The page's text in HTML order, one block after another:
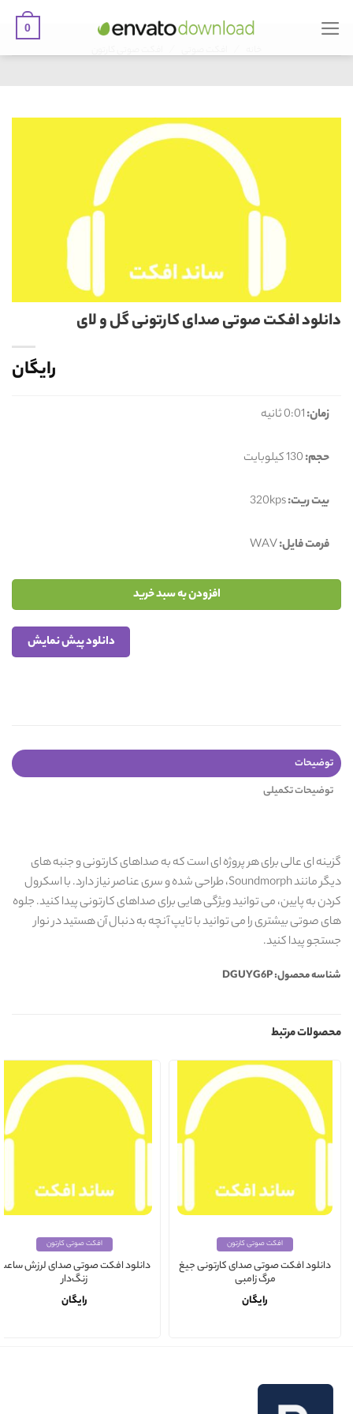
Skip
to
0
/
/
دانلود افکت صوتی صدای کارتونی گل و لای
رایگان
زمان:0:01 ثانیه
حجم:130 کیلوبایت
بیت ریت:320kps
فرمت فایل:WAV
افزودن به سبد خرید
دانلود پیش نمایش
توضیحات
توضیحات تکمیلی
گزینه ای عالی برای هر پروژه ای است که به صداهای کارتونی و جنبه های
دیگر مانند Soundmorph، طراحی شده و سری عناصر نیاز دارد. با اسکرول
کردن به پایین، می توانید ویژگی هایی برای صداهای کارتونی پیدا کنید. جلوه
های صوتی بیشتری را می توانید با تایپ آنچه به دنبال آن هستید در نوار
جستجو پیدا کنید.
شناسه محصول: DGUYG6P
محصولات مرتبط
افکت صوتی کارتون
دانلود افکت صوتی صدای کارتونی جیغ
مرگ زامبی
رایگان
افکت صوتی کارتون
دانلود افکت صوتی صدای لرزش
زنگ‌دار
رایگان